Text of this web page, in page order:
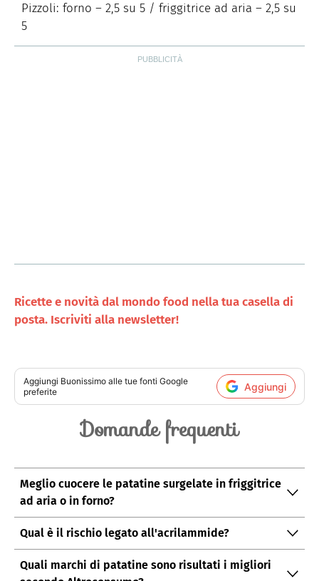
Pizzoli: forno – 2,5 su 5 / friggitrice ad aria – 2,5 su
5
Ricette e novità dal mondo food nella tua casella di
posta. Iscriviti alla newsletter!
Aggiungi Buonissimo alle tue fonti Google
preferite
Aggiungi
Domande frequenti
Meglio cuocere le patatine surgelate in friggitrice
ad aria o in forno?
La friggitrice ad aria dà un gusto leggermente
superiore, ma il forno produce meno acrilammide.
Entrambi i metodi sono accettabili entro i limiti di
legge.
Qual è il rischio legato all'acrilammide?
L'acrilammide è una sostanza potenzialmente
cancerogena che si forma a temperature oltre i 120°C
Quali marchi di patatine sono risultati i migliori